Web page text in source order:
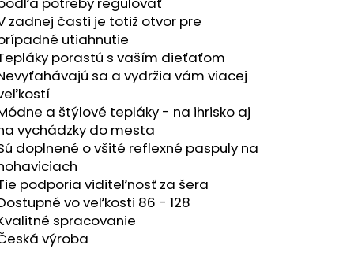
zadnej časti je totiž otvor pre
utiahnutie
porastú s vaším dieťaťom
sa a vydržia vám viacej
a štýlové tepláky - na ihrisko aj
vychádzky do mesta
doplnené o všité reflexné paspuly na
podporia viditeľnosť za šera
vo veľkosti 86 - 128
spracovanie
výroba